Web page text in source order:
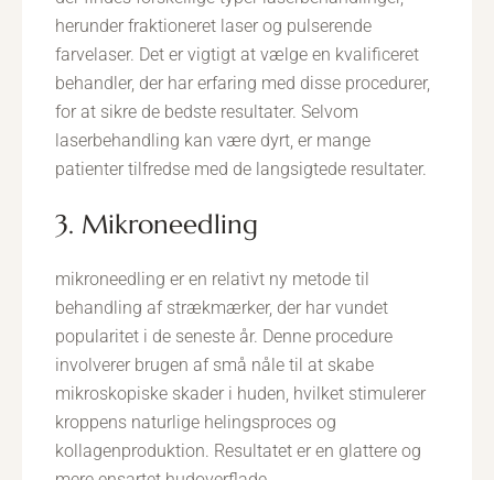
herunder fraktioneret laser og pulserende
farvelaser. Det er vigtigt at vælge en kvalificeret
behandler, der har erfaring med disse procedurer,
for at sikre de bedste resultater. Selvom
laserbehandling kan være dyrt, er mange
patienter tilfredse med de langsigtede resultater.
3. Mikroneedling
mikroneedling er en relativt ny metode til
behandling af strækmærker, der har vundet
popularitet i de seneste år. Denne procedure
involverer brugen af små nåle til at skabe
mikroskopiske skader i huden, hvilket stimulerer
kroppens naturlige helingsproces og
kollagenproduktion. Resultatet er en glattere og